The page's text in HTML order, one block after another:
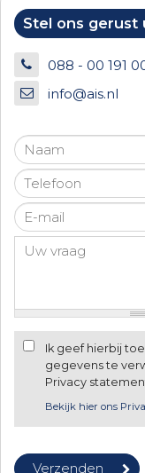
Stel ons gerust
088 - 00 191
info@ais.nl
Ik geef hierbij
gegevens te
Privacy
Bekijk hier ons